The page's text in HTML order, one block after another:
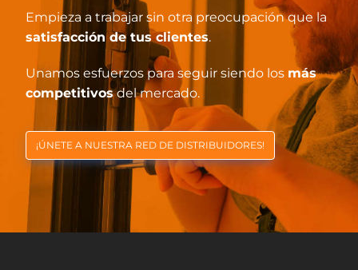
Empieza a trabajar sin otra preocupación que la
satisfacción de tus clientes.
Unamos esfuerzos para seguir siendo los más
competitivosdel mercado.
¡ÚNETE A NUESTRA RED DE DISTRIBUIDORES!